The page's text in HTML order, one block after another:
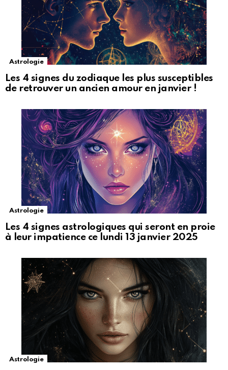
Astrologie
Les 4 signes du zodiaque les plus susceptibles
de retrouver un ancien amour en janvier !
Astrologie
Les 4 signes astrologiques qui seront en proie
à leur impatience ce lundi 13 janvier 2025
Astrologie